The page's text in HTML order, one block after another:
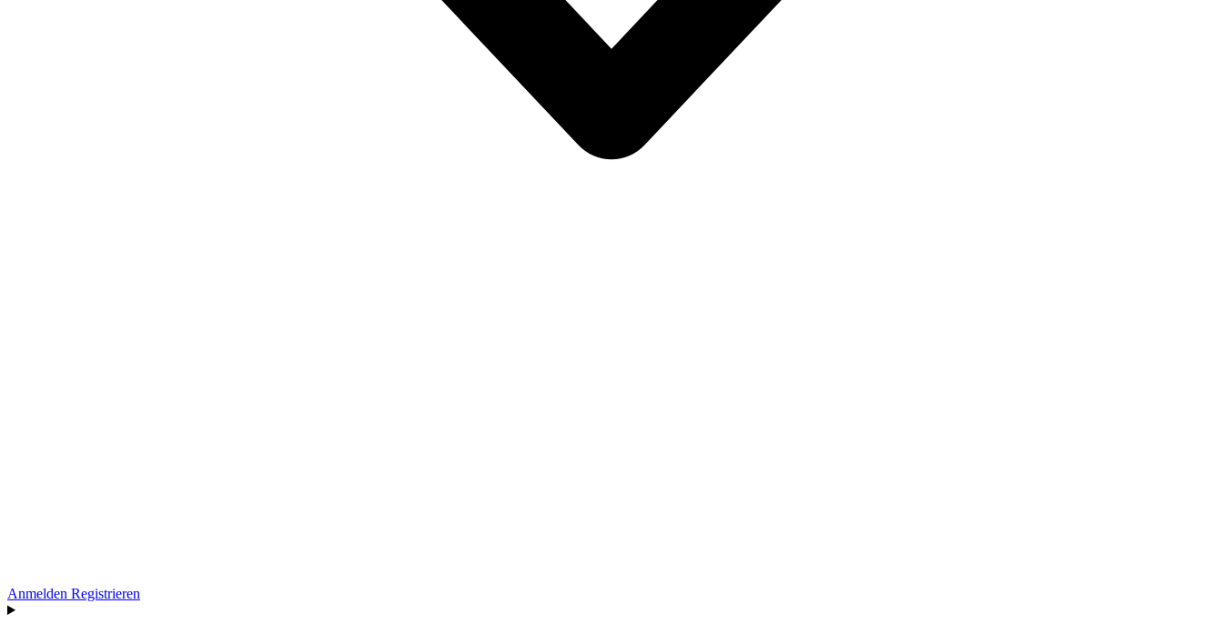
Anmelden Registrieren